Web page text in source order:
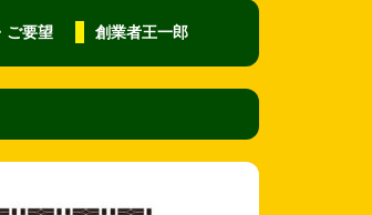
ご要望 創業者王一郎